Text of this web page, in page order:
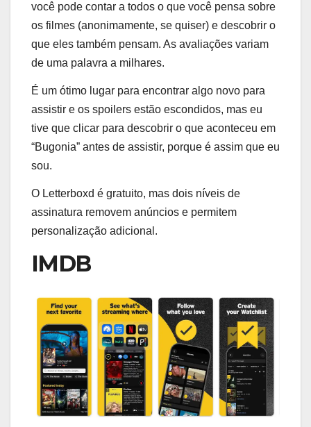
você pode contar a todos o que você pensa sobre
os filmes (anonimamente, se quiser) e descobrir o
que eles também pensam. As avaliações variam
de uma palavra a milhares.
É um ótimo lugar para encontrar algo novo para
assistir e os spoilers estão escondidos, mas eu
tive que clicar para descobrir o que aconteceu em
“Bugonia” antes de assistir, porque é assim que eu
sou.
O Letterboxd é gratuito, mas dois níveis de
assinatura removem anúncios e permitem
personalização adicional.
IMDB